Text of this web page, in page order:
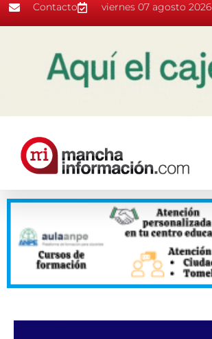
Contacto viernes 07 agosto 2026